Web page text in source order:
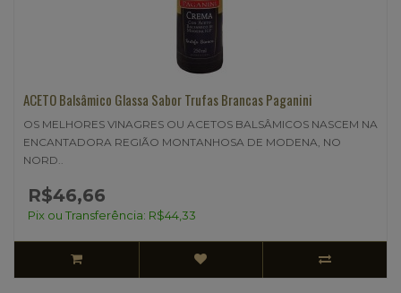
ACETO Balsâmico Glassa Sabor Trufas Brancas Paganini
OS MELHORES VINAGRES OU ACETOS BALSÂMICOS NASCEM NA
ENCANTADORA REGIÃO MONTANHOSA DE MODENA, NO
NORD..
R$46,66
Pix ou Transferência: R$44,33